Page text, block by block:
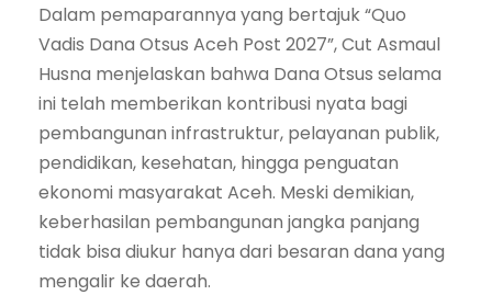
Dalam pemaparannya yang bertajuk “Quo
Vadis Dana Otsus Aceh Post 2027”, Cut Asmaul
Husna menjelaskan bahwa Dana Otsus selama
ini telah memberikan kontribusi nyata bagi
pembangunan infrastruktur, pelayanan publik,
pendidikan, kesehatan, hingga penguatan
ekonomi masyarakat Aceh. Meski demikian,
keberhasilan pembangunan jangka panjang
tidak bisa diukur hanya dari besaran dana yang
mengalir ke daerah.